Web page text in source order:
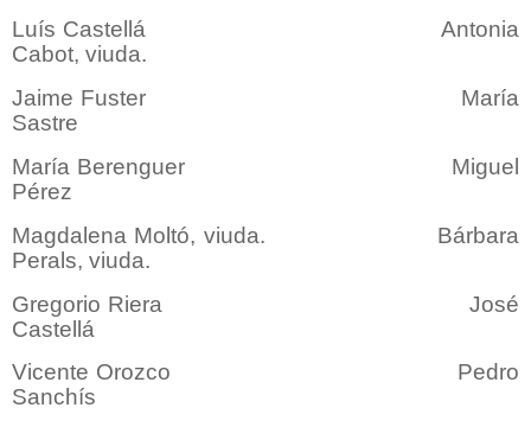
Luís Castellá Antonia
Cabot, viuda.
Jaime Fuster María
Sastre
María Berenguer Miguel
Pérez
Magdalena Moltó, viuda. Bárbara
Perals, viuda.
Gregorio Riera José
Castellá
Vicente Orozco Pedro
Sanchís